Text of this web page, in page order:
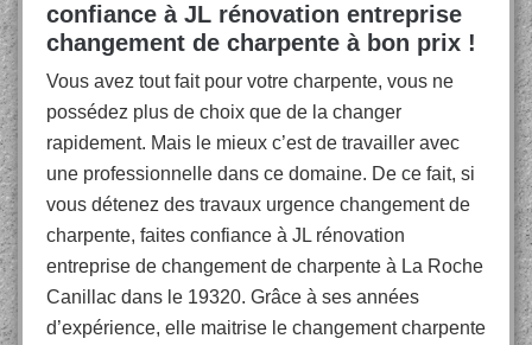
confiance à JL rénovation entreprise
changement de charpente à bon prix !
Vous avez tout fait pour votre charpente, vous ne
possédez plus de choix que de la changer
rapidement. Mais le mieux c’est de travailler avec
une professionnelle dans ce domaine. De ce fait, si
vous détenez des travaux urgence changement de
charpente, faites confiance à JL rénovation
entreprise de changement de charpente à La Roche
Canillac dans le 19320. Grâce à ses années
d’expérience, elle maitrise le changement charpente